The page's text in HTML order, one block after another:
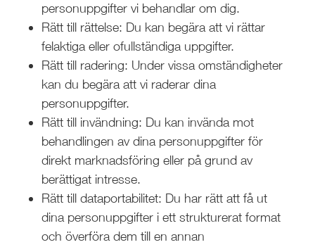
personuppgifter vi behandlar om dig.
Rätt till rättelse: Du kan begära att vi rättar
felaktiga eller ofullständiga uppgifter.
Rätt till radering: Under vissa omständigheter
kan du begära att vi raderar dina
personuppgifter.
Rätt till invändning: Du kan invända mot
behandlingen av dina personuppgifter för
direkt marknadsföring eller på grund av
berättigat intresse.
Rätt till dataportabilitet: Du har rätt att få ut
dina personuppgifter i ett strukturerat format
och överföra dem till en annan